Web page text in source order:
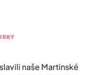
naše Martinské